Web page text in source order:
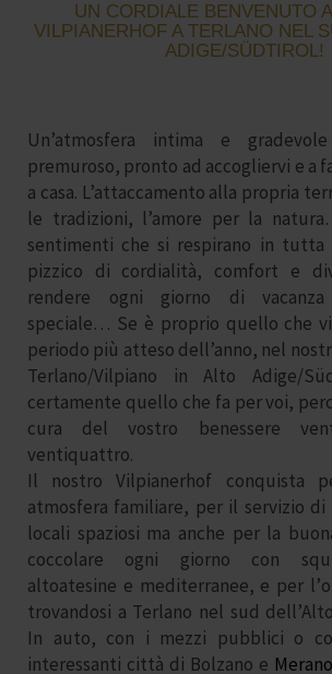
UN CORDIALE BENVENUTO
VILPIANERHOF A TERLANO NEL
ADIGE/SÜDTIROL!
Un’atmosfera intima e
premuroso, pronto ad accogliervi e a
a casa. L’attaccamento alla propria
le tradizioni, l’amore per la
sentimenti che si respirano in
pizzico di cordialità, comfort e
rendere ogni giorno di vacanza
speciale… Se è proprio quello che
periodo più atteso dell’anno, nel
Terlano/Vilpiano in Alto Adige/
certamente quello che fa per voi,
cura del vostro benessere
ventiquattro.
Il nostro Vilpianerhof conquista
atmosfera familiare, per il servizio
locali spaziosi ma anche per la
coccolare ogni giorno con
altoatesine e mediterranee, e per l’
trovandosi a Terlano nel sud
In auto, con i mezzi pubblici o
interessanti città di Bolzano e Merano